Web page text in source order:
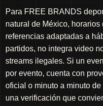
Para FREE BRANDS
natural de México,
referencias adaptadas a
partidos, no integra video
streams ilegales. Si un
por evento, cuenta con
oficial o minuto a minuto
una verificación que